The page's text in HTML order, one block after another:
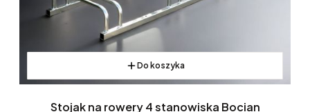
Do koszyka
Stojak na rowery 4 stanowiska Bocian